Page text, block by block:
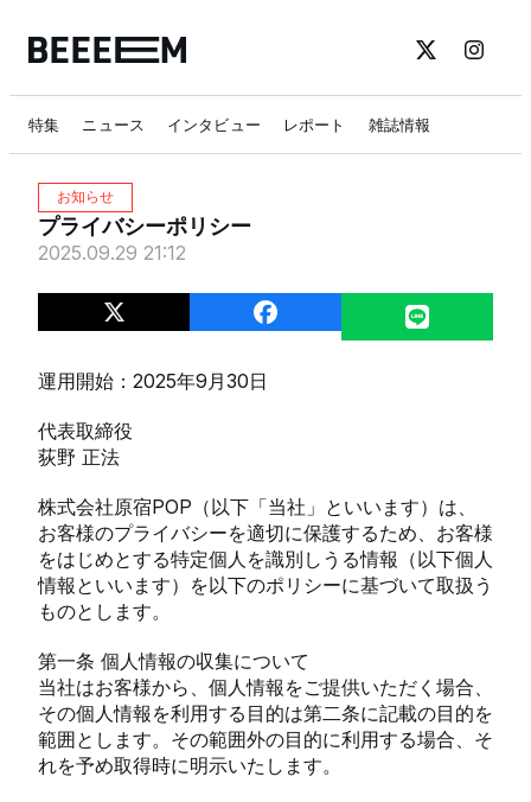
特集 ニュース インタビュー レポート 雑誌情報
お知らせ
プライバシーポリシー
2025.09.29 21:12
運用開始：2025年9月30日
代表取締役
荻野 正法
株式会社原宿POP（以下「当社」といいます）は、
お客様のプライバシーを適切に保護するため、お客様
をはじめとする特定個人を識別しうる情報（以下個人
情報といいます）を以下のポリシーに基づいて取扱う
ものとします。
第一条 個人情報の収集について
当社はお客様から、個人情報をご提供いただく場合、
その個人情報を利用する目的は第二条に記載の目的を
範囲とします。その範囲外の目的に利用する場合、そ
れを予め取得時に明示いたします。